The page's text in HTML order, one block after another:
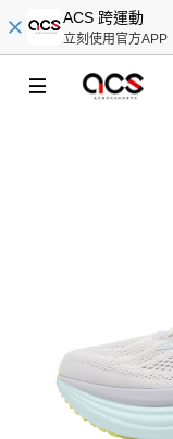
ACS 跨運動
立刻使用官方APP